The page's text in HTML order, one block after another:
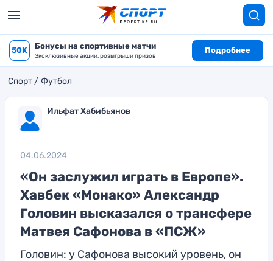
50K Бонусы на спортивные матчи
Эксклюзивные акции, розыгрыши призов
Подробнее
Спорт Футбол
Ильфат Хабибьянов
04.06.2024
«Он заслужил играть в Европе».
Хавбек «Монако» Александр
Головин высказался о трансфере
Матвея Сафонова в «ПСЖ»
Головин: у Сафонова высокий уровень, он